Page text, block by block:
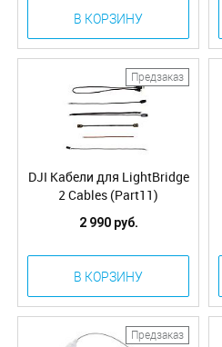
В КОРЗИНУ
Предзаказ
DJI Кабели для LightBridge
2 Cables (Part11)
2 990 руб.
В КОРЗИНУ
Предзаказ